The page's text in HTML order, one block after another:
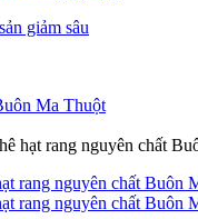
Ma Thuột
hạt rang nguyên chất